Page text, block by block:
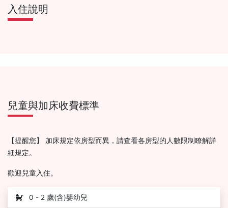
入住說明
兒童與加床收費標準
【提醒您】 加床規定依房型而異，請查看各房型的人數限制瞭解詳
細規定。
歡迎兒童入住。
0 - 2 歲(含)嬰幼兒